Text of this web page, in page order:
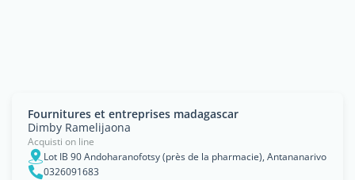
Fournitures et entreprises madagascar
Dimby Ramelijaona
Acquisti on line
Lot IB 90 Andoharanofotsy (près de la pharmacie), Antananarivo
0326091683